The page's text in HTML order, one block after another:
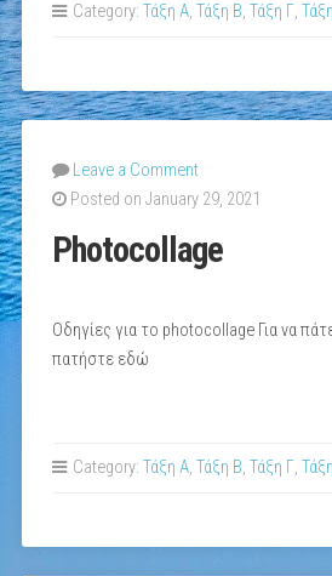
Category: Τάξη Α, Τάξη Β, Τάξη Γ,
Leave a Comment
Posted on January 29, 2021
Photocollage
Οδηγίες για το photocollage Για να
πατήστε εδώ
Category: Τάξη Α, Τάξη Β, Τάξη Γ,